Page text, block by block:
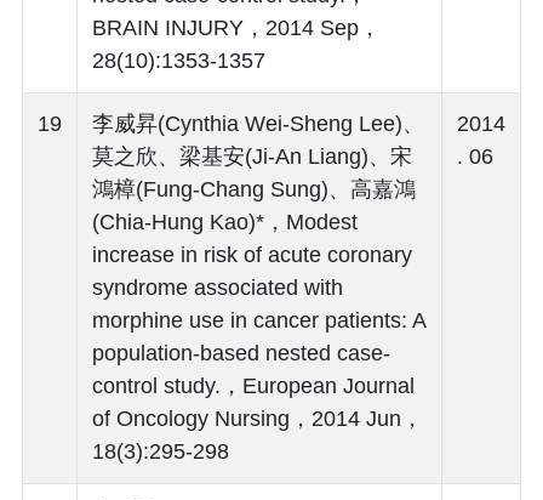
BRAIN INJURY，2014 Sep，
28(10):1353-1357
19
李威昇(Cynthia Wei-Sheng Lee)、
莫之欣、梁基安(Ji-An Liang)、宋
鴻樟(Fung-Chang Sung)、高嘉鴻
(Chia-Hung Kao)*，Modest
increase in risk of acute coronary
syndrome associated with
morphine use in cancer patients: A
population-based nested case-
control study.，European Journal
of Oncology Nursing，2014 Jun，
18(3):295-298
2014
. 06